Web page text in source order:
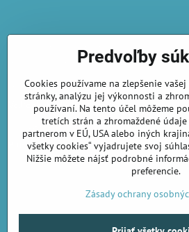
Podmienky ochrany osobných údajov
Náklady na dodání a doba dodání
Veľkoobchod- značka Gaira®
AmiraShop je registrovaný na Puncovom
Puncové značkysú k nahliadnuttu.
amirashop.cz/
Predvoľby
Cookies používame na zlepšenie
stránky, analýzu jej výkonnosti a
používaní. Na tento účel môžeme
tretích strán a zhromaždené
partnerom v EÚ, USA alebo iných
všetky cookies“ vyjadrujete svoj
Nižšie môžete nájsť podrobné
preferencie.
Zásady ochrany